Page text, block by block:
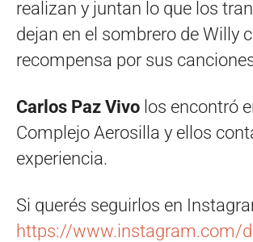
realizan y juntan lo que los
dejan en el sombrero de Willy
recompensa por sus
Carlos Paz Vivo los encontró
Complejo Aerosilla y ellos
experiencia.
Si querés seguirlos en
https://www.instagram.com/